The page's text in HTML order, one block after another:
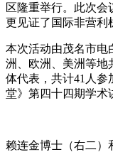
区隆重举行。此次会
更见证了国际非营利
本次活动由茂名市电
洲、欧洲、美洲等地
体代表，共计41人
堂》第四十四期学术
赖连金博士（右二）